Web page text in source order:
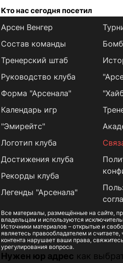
Кто нас сегодня посетил
Арсен Венгер
Состав команды
Тренерский штаб
Руководство клуба
Форма "Арсенала"
Календарь игр
"Эмирейтс"
Логотип клуба
Достижения клуба
Рекорды клуба
Легенды "Арсенала"
Все материалы, размещённые на сайте,
владельцам и используются
Источники материалов – открытые и
являетесь правообладателем и
контента нарушает ваши права,
урегулирования вопроса.
Нужен юр адрес как